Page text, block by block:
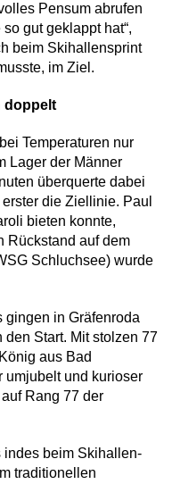
Pensum abrufen
gut geklappt hat“,
beim Skihallensprint
im Ziel.
doppelt
Temperaturen nur
Lager der Männer
überquerte dabei
die Ziellinie. Paul
bieten konnte,
Rückstand auf dem
Schluchsee) wurde
gingen in Gräfenroda
Start. Mit stolzen 77
aus Bad
umjubelt und kurioser
Rang 77 der
beim Skihallen-
traditionellen